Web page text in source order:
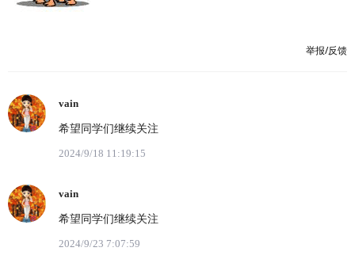
举报/反馈
vain
希望同学们继续关注
2024/9/18 11:19:15
vain
希望同学们继续关注
2024/9/23 7:07:59